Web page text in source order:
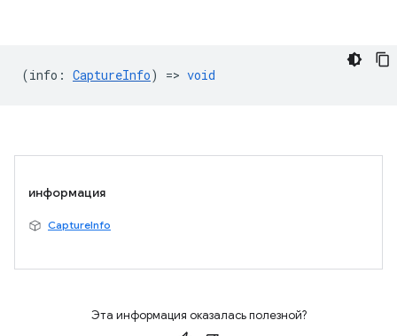
(info : CaptureInfo) => void
информация
CaptureInfo
Эта информация оказалась полезной?